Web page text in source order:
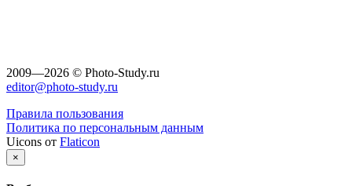
2009—2026 © Photo-Study.ru
editor@photo-study.ru
Правила пользования
Политика по персональным данным
Uicons от Flaticon
×